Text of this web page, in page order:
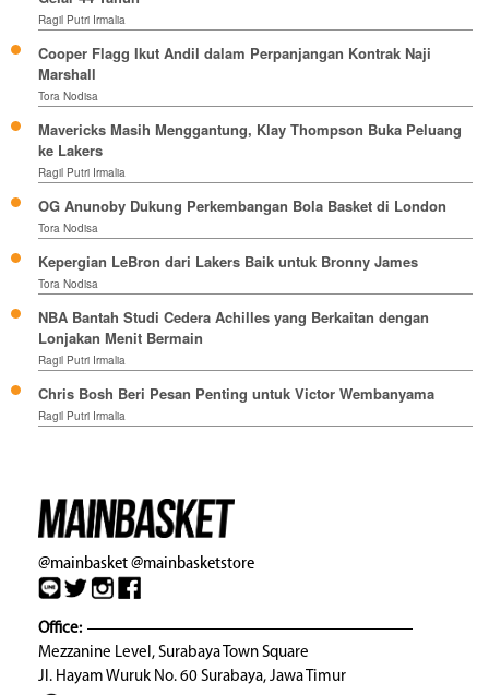
Ragil Putri Irmalia
Cooper Flagg Ikut Andil dalam Perpanjangan Kontrak Naji
Marshall
Tora Nodisa
Mavericks Masih Menggantung, Klay Thompson Buka Peluang
ke Lakers
Ragil Putri Irmalia
OG Anunoby Dukung Perkembangan Bola Basket di London
Tora Nodisa
Kepergian LeBron dari Lakers Baik untuk Bronny James
Tora Nodisa
NBA Bantah Studi Cedera Achilles yang Berkaitan dengan
Lonjakan Menit Bermain
Ragil Putri Irmalia
Chris Bosh Beri Pesan Penting untuk Victor Wembanyama
Ragil Putri Irmalia
@mainbasket@mainbasketstore
Office:
Mezzanine Level, Surabaya Town Square
Jl. Hayam Wuruk No. 60 Surabaya, Jawa Timur